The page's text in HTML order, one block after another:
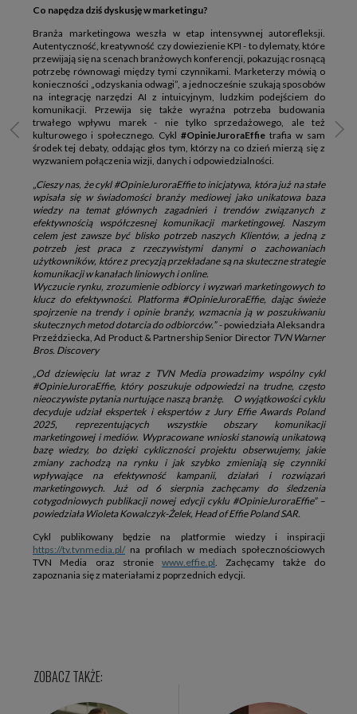
Co napędza dziś dyskusję w marketingu?
Branża marketingowa weszła w etap intensywnej autorefleksji.
Autentyczność, kreatywność czy dowiezienie KPI - to dylematy, które
przewijają się na scenach branżowych konferencji, pokazując rosnącą
potrzebę równowagi między tymi czynnikami. Marketerzy mówią o
konieczności „odzyskania odwagi”, a jednocześnie szukają sposobów
na integrację narzędzi AI z intuicyjnym, ludzkim podejściem do
komunikacji. Przewija się także wyraźna potrzeba budowania
trwałego wpływu marek - nie tylko sprzedażowego, ale też
kulturowego i społecznego. Cykl #OpinieJuroraEffie trafia w sam
środek tej debaty, oddając głos tym, którzy na co dzień mierzą się z
wyzwaniem połączenia wizji, danych i odpowiedzialności.
„Cieszy nas, że cykl #OpinieJuroraEffie to inicjatywa, która już na stałe
wpisała się w świadomości branży mediowej jako unikatowa baza
wiedzy na temat głównych zagadnień i trendów związanych z
efektywnością współczesnej komunikacji marketingowej. Naszym
celem jest zawsze być blisko potrzeb naszych Klientów, a jedną z
potrzeb jest praca z rzeczywistymi danymi o zachowaniach
użytkowników, które z precyzją przekładane są na skuteczne strategie
komunikacji w kanałach liniowych i online.
Wyczucie rynku, zrozumienie odbiorcy i wyzwań marketingowych to
klucz do efektywności. Platforma #OpinieJuroraEffie, dając świeże
spojrzenie na trendy i opinie branży, wzmacnia ją w poszukiwaniu
skutecznych metod dotarcia do odbiorców.” - powiedziała Aleksandra
Przeździecka,Ad Product & Partnership Senior Director TVN Warner
Bros. Discovery
„Od dziewięciu lat wraz z TVN Media prowadzimy wspólny cykl
#OpinieJuroraEffie, który poszukuje odpowiedzi na trudne, często
nieoczywiste pytania nurtujące naszą branżę. O wyjątkowości cyklu
decyduje udział ekspertek i ekspertów z Jury Effie Awards Poland
2025, reprezentujących wszystkie obszary komunikacji
marketingowej i mediów. Wypracowane wnioski stanowią unikatową
bazę wiedzy, bo dzięki cykliczności projektu obserwujemy, jakie
zmiany zachodzą na rynku i jak szybko zmieniają się czynniki
wpływające na efektywność kampanii, działań i rozwiązań
marketingowych. Już od 6 sierpnia zachęcamy do śledzenia
cotygodniowych publikacji nowej edycji cyklu #OpinieJuroraEffie” –
powiedziała Wioleta Kowalczyk-Żelek, Head of Effie Poland SAR.
Cykl publikowany będzie na platformie wiedzy i inspiracji
https://tv.tvnmedia.pl/na profilach w mediach społecznościowych
TVN Media oraz stroniewww.effie.pl . Zachęcamy także do
zapoznania się z materiałami z poprzednich edycji.